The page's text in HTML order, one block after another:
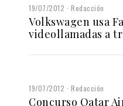
19/07/2012 Redacción
Volkswagen usa
videollamadas a
19/07/2012 Redacción
Concurso Qatar